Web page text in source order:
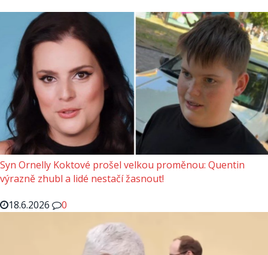
Syn Ornelly Koktové prošel velkou proměnou: Quentin
výrazně zhubl a lidé nestačí žasnout!
18.6.2026
0